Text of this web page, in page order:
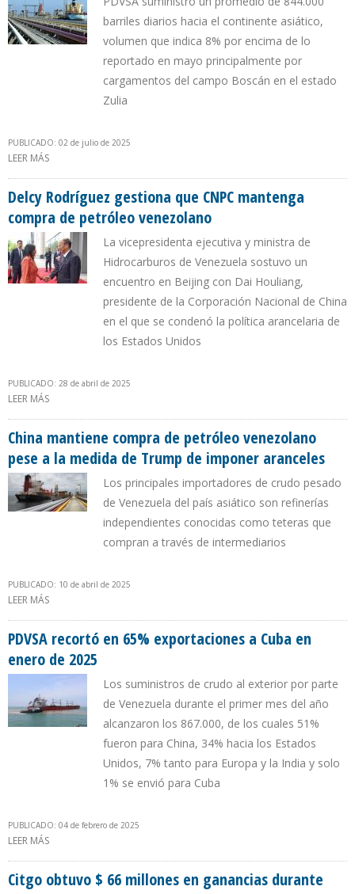
barriles diarios hacia el continente asiático,
volumen que indica 8% por encima de lo
reportado en mayo principalmente por
cargamentos del campo Boscán en el estado
Zulia
PUBLICADO: 02 de julio de 2025
LEER MÁS
LA OFAC
Delcy Rodríguez gestiona que CNPC mantenga
compra de petróleo venezolano
La vicepresidenta ejecutiva y ministra de
Hidrocarburos de Venezuela sostuvo un
encuentro en Beijing con Dai Houliang,
presidente de la Corporación Nacional de China
en el que se condenó la política arancelaria de
los Estados Unidos
PUBLICADO: 28 de abril de 2025
LEER MÁS
China mantiene compra de petróleo venezolano
pese a la medida de Trump de imponer aranceles
Los principales importadores de crudo pesado
de Venezuela del país asiático son refinerías
independientes conocidas como teteras que
compran a través de intermediarios
PUBLICADO: 10 de abril de 2025
LEER MÁS
PDVSA recortó en 65% exportaciones a Cuba en
enero de 2025
Los suministros de crudo al exterior por parte
de Venezuela durante el primer mes del año
alcanzaron los 867.000, de los cuales 51%
fueron para China, 34% hacia los Estados
Unidos, 7% tanto para Europa y la India y solo
1% se envió para Cuba
PUBLICADO: 04 de febrero de 2025
LEER MÁS
Citgo obtuvo $ 66 millones en ganancias durante